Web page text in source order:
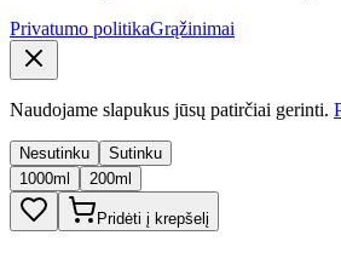
Privatumo politikaGrąžinimai
Naudojame slapukus jūsų patirčiai gerinti.
Nesutinku
Sutinku
1000ml
200ml
Pridėti į krepšelį